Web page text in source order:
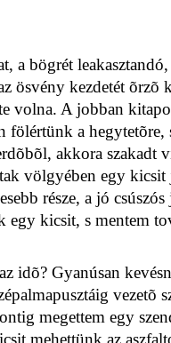
bögrét
ösvény kezdetét õrzõ
volna. A jobban
a
akkora szakadt
völgyében egy
része, a jó
egy kicsit, s mentem
Gyanúsan
vezetõ
megettem egy
mehettünk az